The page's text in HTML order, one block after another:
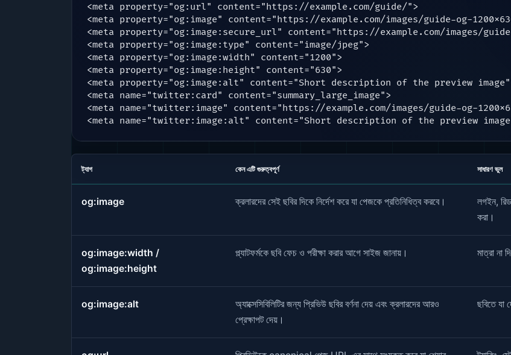
<meta property="og:url" content="https://example.com/guide/">
<meta property="og:image" content="https://example.com/images/guide-og-
<meta property="og:image:secure_url" content="https://example.com/images/
<meta property="og:image:type" content="image/jpeg">
<meta property="og:image:width" content="1200">
<meta property="og:image:height" content="630">
<meta property="og:image:alt" content="Short description of the preview
<meta name="twitter:card" content="summary_large_image">
<meta name="twitter:image" content="https://example.com/images/guide-og-
<meta name="twitter:image:alt" content="Short description of the preview
ট্যাগ কেন এটি গুরুত্বপূর্ণ সাধারণ ভুল
og:image ক্রলারদের সেই ছবির দিকে নির্দেশ করে যা পেজকে প্রতিনিধিত্ব করবে।
লগইন,
করা।
og:image:width /
og:image:height
প্ল্যাটফর্মকে ছবি ফেচ ও পরীক্ষা করার আগে সাইজ জানায়। মাত্রা না
og:image:alt
অ্যাক্সেসিবিলিটির জন্য প্রিভিউ ছবির বর্ণনা দেয় এবং ক্রলারদের আরও
প্রেক্ষাপট দেয়।
ছবিতে যা